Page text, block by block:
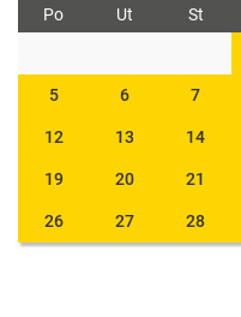
Po Ut St
5 6 7
12 13 14
19 20 21
26 27 28